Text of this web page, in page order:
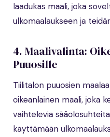
laadukas maali, joka
ulkomaalaukseen ja
4. Maalivalinta:
Puuosille
Tiilitalon puuosien
oikeanlainen maali, joka
vaihtelevia
käyttämään